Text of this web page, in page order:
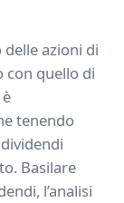
azioni di
con quello di
tenendo
Basilare
l’analisi